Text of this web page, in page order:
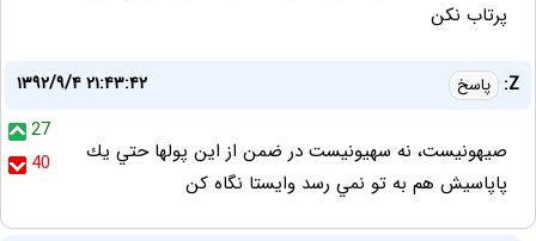
پرتاب نکن
Z: پاسخ
۱۳۹۲/۹/۴ ۲۱:۴۳:۴۲
27
40
صيهونيست، نه سهيونيست در ضمن از اين پولها حتي يك
پاپاسيش هم به تو نمي رسد وايستا نگاه كن